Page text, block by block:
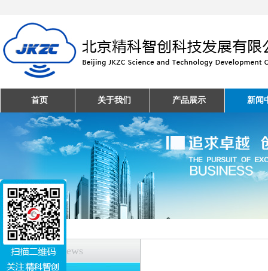
首页 关于我们 产品展示 新闻
新闻中心 News